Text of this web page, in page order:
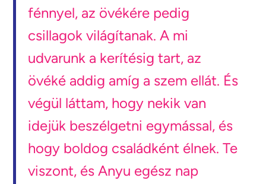
fénnyel, az övékére pedig
csillagok világítanak. A mi
udvarunk a kerítésig tart, az
övéké addig amíg a szem ellát. És
végül láttam, hogy nekik van
idejük beszélgetni egymással, és
hogy boldog családként élnek. Te
viszont, és Anyu egész nap